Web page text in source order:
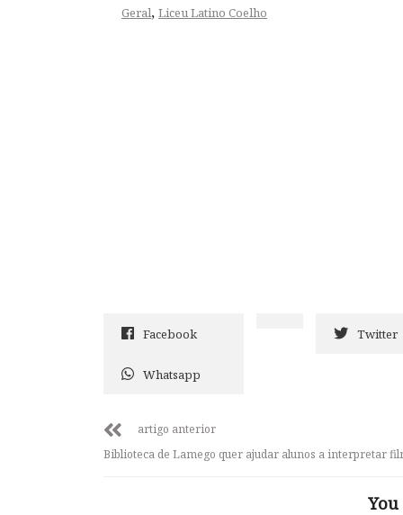
Geral, Liceu Latino Coelho
Facebook Twitter
Whatsapp
artigo anterior
Biblioteca de Lamego quer ajudar alunos a interpretar